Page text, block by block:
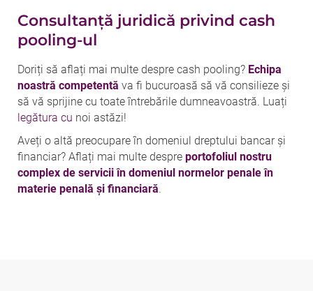
Consultanță juridică privind cash
pooling-ul
Doriți să aflați mai multe despre cash pooling? Echipa
noastră competentă va fi bucuroasă să vă consilieze și
să vă sprijine cu toate întrebările dumneavoastră. Luați
legătura cu noi astăzi!
Aveți o altă preocupare în domeniul dreptului bancar și
financiar? Aflați mai multe despre portofoliul nostru
complex de servicii în domeniul normelor penale în
materie penală și financiară.